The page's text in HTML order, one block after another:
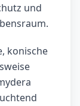
und
konische